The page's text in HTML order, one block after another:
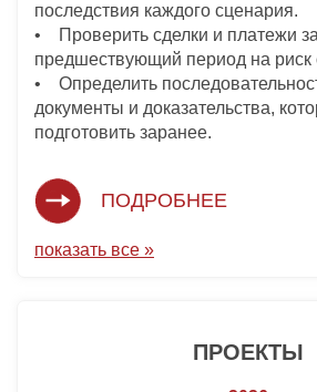
последствия каждого сценария.
• Проверить сделки и платежи за
предшествующий период на риск
• Определить
документы и доказательства,
подготовить заранее.
ПОДРОБНЕЕ
показать все »
ПРОЕКТЫ